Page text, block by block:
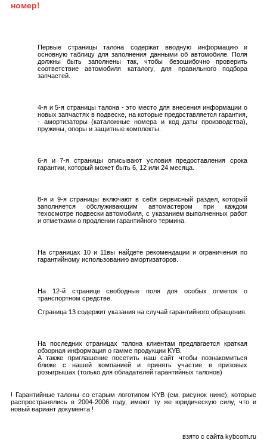
номер!
Первые страницы талона содержат вводную информацию и
основную таблицу для заполнения данными об автомобиле. Поля
должны быть заполнены так, чтобы безошибочно проверить
соответствие автомобиля каталогу, для правильного подбора
запчастей.
4-я и 5-я страницы талона - это место для внесения информации о
новых запчастях в подвеске, на которые предоставляется гарантия,
- амортизаторы (каталожные номера и код даты производства),
пружины, опоры и защитные комплекты.
6-я и 7-я страницы описывают условия предоставления срока
гарантии, который может быть 6, 12 или 24 месяца.
8-я и 9-я страницы включают в себя сервисный раздел, который
заполняется обслуживающим автомастером при каждом
техосмотре подвески автомобиля, с указанием выполненных работ
и отметками о продлении гарантийного термина.
На страницах 10 и 11вы найдете рекомендации и ограничения по
гарантийному использованию амортизаторов.
На 12-й странице свободные поля для особых отметок о
транспортном средстве.
Страница 13 содержит указания на случай гарантийного обращения.
На последних страницах талона клиентам предлагается краткая
обзорная информация о гамме продукции KYB.
А также приглашение посетить наш сайт чтобы познакомиться
ближе с нашей компанией и принять участие в призовых
розыгрышах (только для обладателей гарантийных талонов)
! Гарантийные талоны со старым логотипом KYB (см. рисунок ниже), которые
распространялись в 2004-2006 году, имеют ту же юридическую силу, что и
новый вариант документа !
взято с сайта kybcom.ru